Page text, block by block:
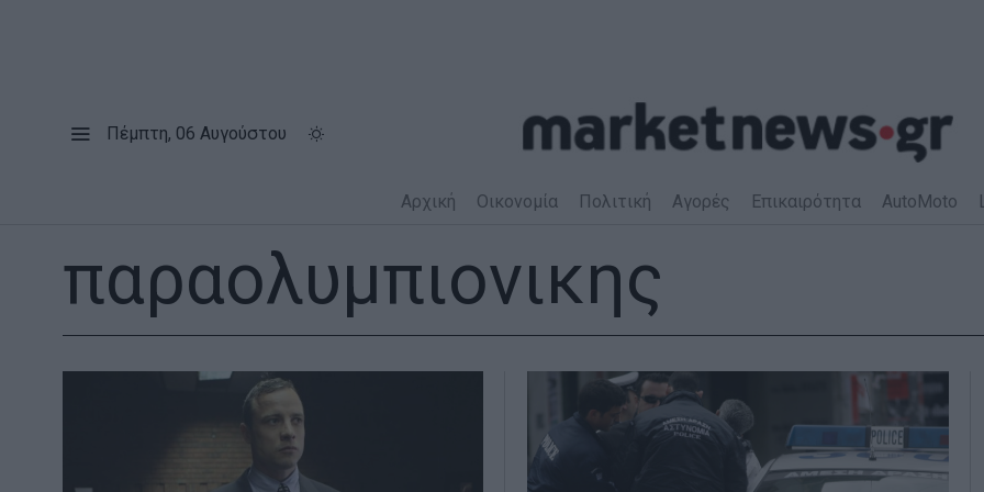
Πέμπτη, 06 Αυγούστου
Αρχική Οικονομία Πολιτική Αγορές Επικαιρότητα AutoMoto
παραολυμπιονικης